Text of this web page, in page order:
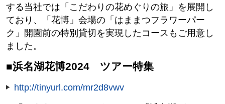
する当社では「こだわりの花めぐりの旅」を展開し
ており、「花博」会場の「はままつフラワーパー
ク」開園前の特別貸切を実現したコースもご用意し
ました。
■浜名湖花博2024 ツアー特集
http://tinyurl.com/mr2d8vwv